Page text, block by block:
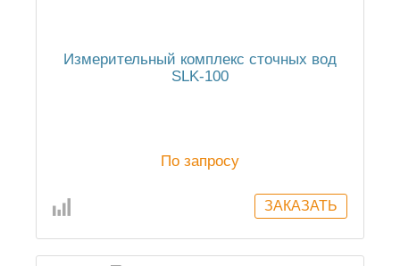
Измерительный комплекс сточных вод
SLK-100
По запросу